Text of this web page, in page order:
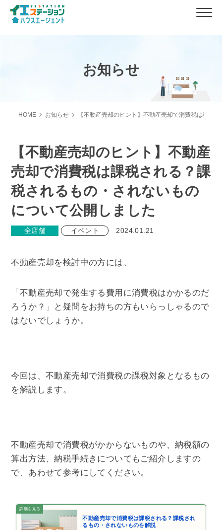
お知らせ
HOME お知らせ 【不動産売却のヒント】不動産売却で消費税は課税
【不動産売却のヒント】不動産
売却で消費税は課税される？課
税されるもの・されないもの
について公開しました
全店舗 イベント 2024.01.21
不動産売却を検討中の方には、
「不動産売却で発生する費用に消費税はかかるのだ
ろうか？」と疑問をお持ちの方もいらっしゃるので
はないでしょうか。
今回は、不動産売却で消費税の課税対象となるもの
を解説します。
不動産売却で消費税がかからないものや、納税額の
算出方法、納税手続きについてもご紹介しますの
で、あわせて参考にしてください。
不動産売却で消費税は課税される？課税され
るもの・されないものを解説